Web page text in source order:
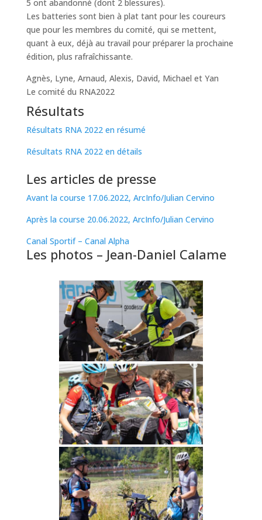
5 ont abandonné (dont 2 blessures).
Les batteries sont bien à plat tant pour les coureurs
que pour les membres du comité, qui se mettent,
quant à eux, déjà au travail pour préparer la prochaine
édition, plus rafraîchissante.
Agnès, Lyne, Arnaud, Alexis, David, Michael et Yan
Le comité du RNA2022
Résultats
Résultats RNA 2022 en résumé
Résultats RNA 2022 en détails
Les articles de presse
Avant la course 17.06.2022, ArcInfo/Julian Cervino
Après la course 20.06.2022, ArcInfo/Julian Cervino
Canal Sportif – Canal Alpha
Les photos – Jean-Daniel Calame